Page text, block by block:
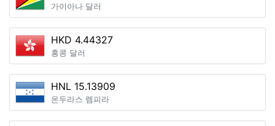
가이아나 달러
HKD 4.44327
홍콩 달러
HNL 15.13909
온두라스 렘피라